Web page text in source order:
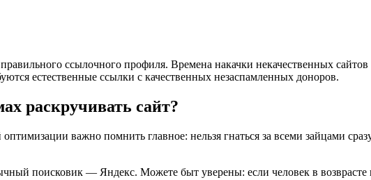
ссылочного профиля. Времена накачки некачественных
естественные ссылки с качественных незаспамленных доноров.
раскручивать сайт?
важно помнить главное: нельзя гнаться за всеми зайцами
поисковик — Яндекс. Можете быт уверены: если человек в возврасте